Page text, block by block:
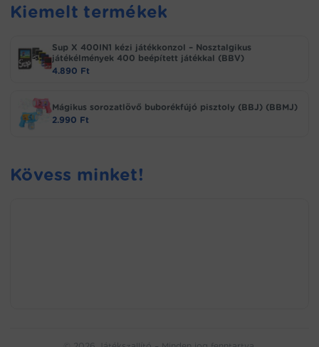
Kiemelt termékek
Sup X 400IN1 kézi játékkonzol – Nosztalgikus
játékélmények 400 beépített játékkal (BBV)
4.890 Ft
Mágikus sorozatlövő buborékfújó pisztoly (BBJ) (BBMJ)
2.990 Ft
Kövess minket!